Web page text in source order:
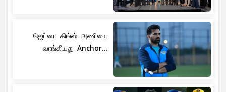
ஜெப்னா கிங்ஸ் அணியை
வாங்கியது Anchor...